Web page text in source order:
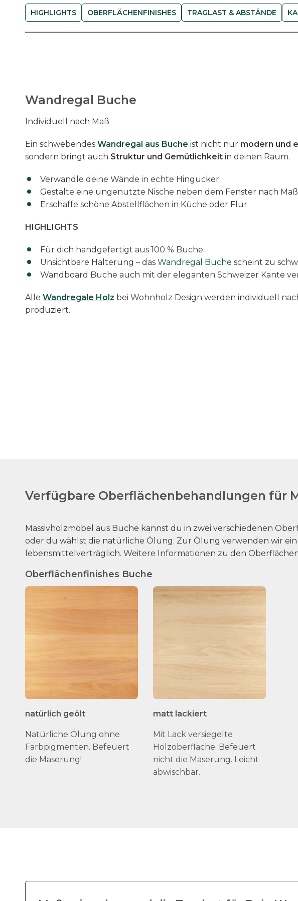
HIGHLIGHTS OBERFLÄCHENFINISHES TRAGLAST & ABSTÄNDE
Wandregal Buche
Individuell nach Maß
Ein schwebendes Wandregal aus Buche ist nicht nur modern und
sondern bringt auch Struktur und Gemütlichkeit in deinen Raum.
Verwandle deine Wände in echte Hingucker
Gestalte eine ungenutzte Nische neben dem Fenster nach Maß
Erschaffe schöne Abstellflächen in Küche oder Flur
HIGHLIGHTS
Für dich handgefertigt aus 100 % Buche
Unsichtbare Halterung – das Wandregal Buche scheint zu
Wandboard Buche auch mit der eleganten Schweizer Kante
Alle Wandregale Holz bei Wohnholz Design werden individuell
produziert.
Verfügbare Oberflächenbehandlungen für
Massivholzmöbel aus Buche kannst du in zwei verschiedenen
oder du wählst die natürliche Ölung. Zur Ölung verwenden wir
lebensmittelverträglich. Weitere Informationen zu den
Oberflächenfinishes Buche
natürlich geölt
Natürliche Ölung ohne
Farbpigmenten. Befeuert
die Maserung!
matt lackiert
Mit Lack versiegelte
Holzoberfläche. Befeuert
nicht die Maserung. Leicht
abwischbar.